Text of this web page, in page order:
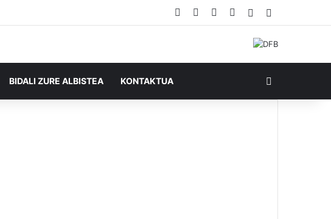
Facebook YouTube
RSS Ausazko
BIDALI ZURE ALBISTEA KONTAKTUA